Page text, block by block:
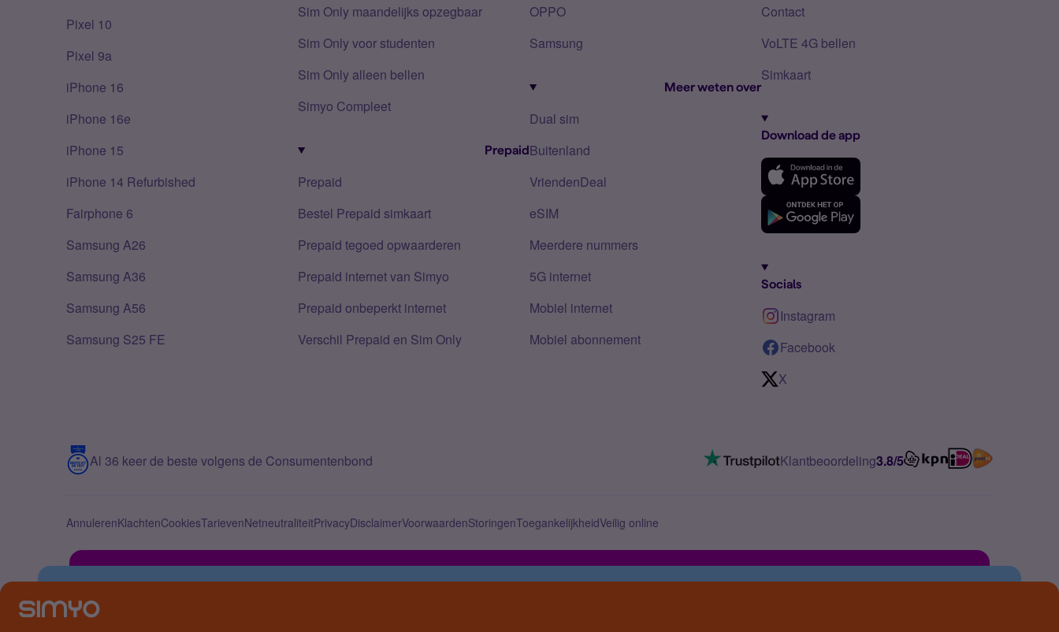
Pixel 10
Pixel 9a
iPhone 16
iPhone 16e
iPhone 15
iPhone 14 Refurbished
Fairphone 6
Samsung A26
Samsung A36
Samsung A56
Samsung S25 FE
Sim Only maandelijks opzegbaar
Sim Only voor studenten
Sim Only alleen bellen
Simyo Compleet
Prepaid
Prepaid
Bestel Prepaid simkaart
Prepaid tegoed opwaarderen
Prepaid internet van Simyo
Prepaid onbeperkt internet
Verschil Prepaid en Sim Only
OPPO
Samsung
Meer weten over
Dual sim
Buitenland
VriendenDeal
eSIM
Meerdere nummers
5G internet
Mobiel internet
Mobiel abonnement
Contact
VoLTE 4G bellen
Simkaart
Download de app
Socials
Instagram
Facebook
X
Al 36 keer de beste volgens de Consumentenbond Klantbeoordeling3.8/5
AnnulerenKlachtenCookiesTarievenNetneutraliteitPrivacyDisclaimerVoorwaardenStoringenToegankelijkheidVeilig online